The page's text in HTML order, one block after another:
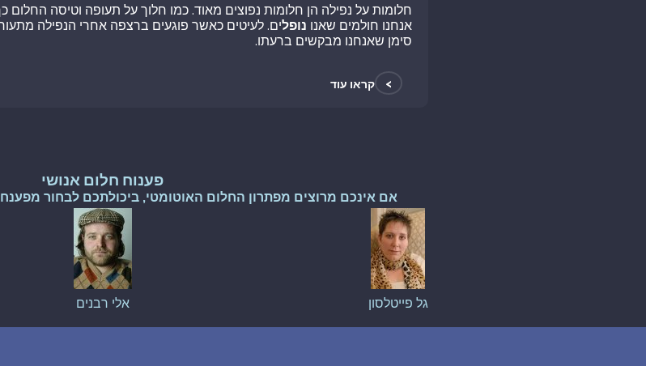
חלומות על נפילה הן חלומות נפוצים מאוד. כמו חלוך על תעופה וטיסה החלום
אנחנו חולמים שאנו נופלים. לעיטים כאשר פוגעים ברצפה אחרי הנפילה
סימן שאנחנו מבקשים ברעתו.
> קראו עוד
פענוח חלום אנושי
אם אינכם מרוצים מפתרון החלום האוטומטי, ביכולתכם לבחור
גל פייטלסון אלי רבנים